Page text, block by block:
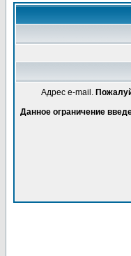
Адрес e-mail.
Данное ограничение